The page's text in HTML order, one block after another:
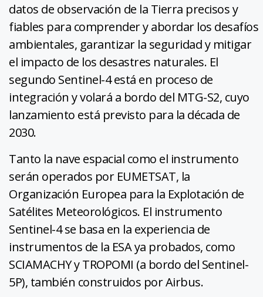
datos de observación de la Tierra precisos y
fiables para comprender y abordar los desafíos
ambientales, garantizar la seguridad y mitigar
el impacto de los desastres naturales. El
segundo Sentinel-4 está en proceso de
integración y volará a bordo del MTG-S2, cuyo
lanzamiento está previsto para la década de
2030.
Tanto la nave espacial como el instrumento
serán operados por EUMETSAT, la
Organización Europea para la Explotación de
Satélites Meteorológicos. El instrumento
Sentinel-4 se basa en la experiencia de
instrumentos de la ESA ya probados, como
SCIAMACHY y TROPOMI (a bordo del Sentinel-
5P), también construidos por Airbus.